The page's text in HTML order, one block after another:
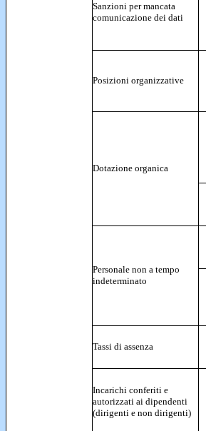
Sanzioni per mancata
comunicazione dei dati
Posizioni organizzative
Dotazione organica
Personale non a tempo
indeterminato
Tassi di assenza
Incarichi conferiti e
autorizzati ai dipendenti
(dirigenti e non dirigenti)